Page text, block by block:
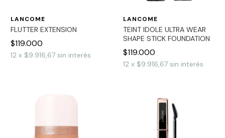
LANCOME
FLUTTER EXTENSION
$119.000
12 x $9.916,67 sin interés
LANCOME
TEINT IDOLE ULTRA WEAR
SHAPE STICK FOUNDATION
$119.000
12 x $9.916,67 sin interés